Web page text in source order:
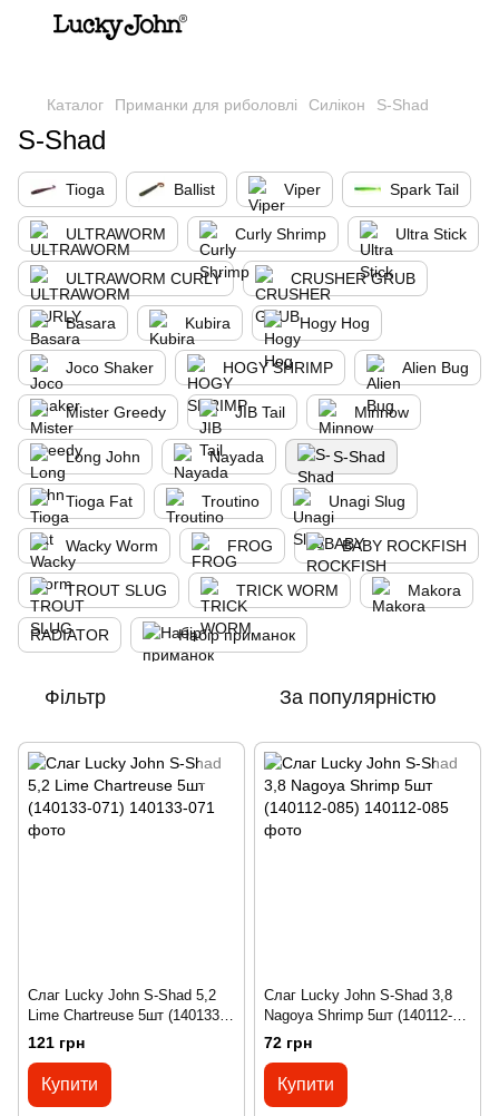
Каталог Приманки для риболовлі Силікон S-Shad
S-Shad
Tioga Ballist Viper Spark Tail
ULTRAWORM Curly Shrimp Ultra Stick
ULTRAWORM CURLY CRUSHER GRUB
Basara Kubira Hogy Hog
Joco Shaker HOGY SHRIMP Alien Bug
Mister Greedy JIB Tail Minnow
Long John Nayada S-Shad
Tioga Fat Troutino Unagi Slug
Wacky Worm FROG BABY ROCKFISH
TROUT SLUG TRICK WORM Makora
RADIATOR Набір приманок
Фільтр За популярністю
Слаг Lucky John S-Shad 5,2
Lime Chartreuse 5шт (140133-
071)
121 грн
Купити
Слаг Lucky John S-Shad 3,8
Nagoya Shrimp 5шт (140112-
085)
72 грн
Купити